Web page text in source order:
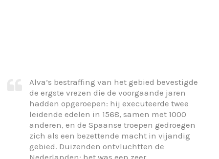
Alva’s bestraffing van het gebied bevestigde
de ergste vrezen die de voorgaande jaren
hadden opgeroepen: hij executeerde twee
leidende edelen in 1568, samen met 1000
anderen, en de Spaanse troepen gedroegen
zich als een bezettende macht in vijandig
gebied. Duizenden ontvluchtten de
Nederlanden; het was een zeer